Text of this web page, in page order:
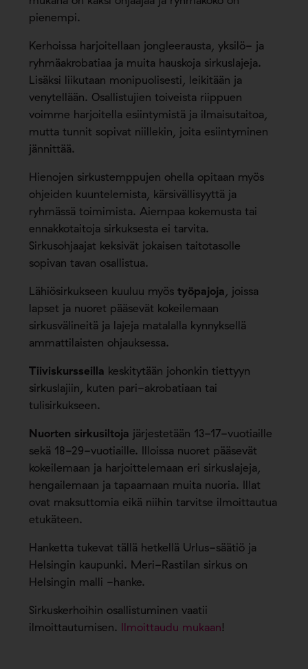
pienempi.
Kerhoissa harjoitellaan jongleerausta, yksilö- ja
ryhmäakrobatiaa ja muita hauskoja sirkuslajeja.
Lisäksi liikutaan monipuolisesti, leikitään ja
venytellään. Osallistujien toiveista riippuen
voimme harjoitella esiintymistä ja ilmaisutaitoa,
mutta tunnit sopivat niillekin, joita esiintyminen
jännittää.
Hienojen sirkustemppujen ohella opitaan myös
ohjeiden kuuntelemista, kärsivällisyyttä ja
ryhmässä toimimista. Aiempaa kokemusta tai
ennakkotaitoja sirkuksesta ei tarvita.
Sirkusohjaajat keksivät jokaisen taitotasolle
sopivan tavan osallistua.
Lähiösirkukseen kuuluu myös työpajoja, joissa
lapset ja nuoret pääsevät kokeilemaan
sirkusvälineitä ja lajeja matalalla kynnyksellä
ammattilaisten ohjauksessa.
Tiiviskursseilla keskitytään johonkin tiettyyn
sirkuslajiin, kuten pari-akrobatiaan tai
tulisirkukseen.
Nuorten sirkusiltoja järjestetään 13-17-vuotiaille
sekä 18-29-vuotiaille. Illoissa nuoret pääsevät
kokeilemaan ja harjoittelemaan eri sirkuslajeja,
hengailemaan ja tapaamaan muita nuoria. Illat
ovat maksuttomia eikä niihin tarvitse ilmoittautua
etukäteen.
Hanketta tukevat tällä hetkellä Urlus-säätiö ja
Helsingin kaupunki. Meri-Rastilan sirkus on
Helsingin malli -hanke.
Sirkuskerhoihin osallistuminen vaatii
ilmoittautumisen. Ilmoittaudu mukaan!